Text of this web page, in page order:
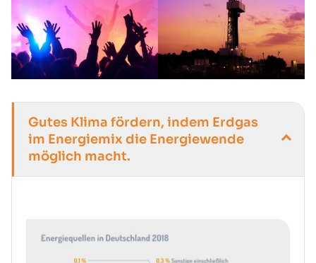
Gutes Klima fördern, indem Erdgas
im Energiemix die Energiewende
möglich macht.